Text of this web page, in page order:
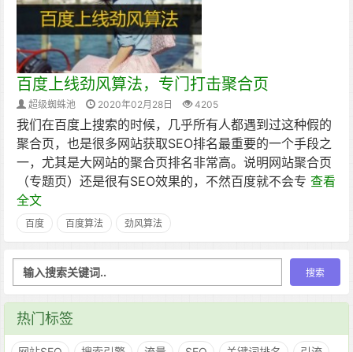
百度上线劲风算法，专门打击聚合页
超级蜘蛛池 2020年02月28日 4205
我们在百度上搜索的时候，几乎所有人都遇到过这种假的
聚合页，也是很多网站获取SEO排名最重要的一个手段之
一，尤其是大网站的聚合页排名非常高。说明网站聚合页
（专题页）还是很有SEO效果的，不然百度就不会专 查看
全文
百度 百度算法 劲风算法
热门标签